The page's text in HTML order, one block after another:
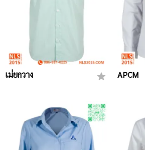
เม่ยกวาง APCM